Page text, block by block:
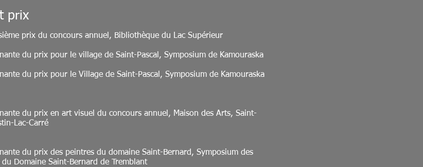
prix
prix du concours annuel, Bibliothèque du Lac Supérieur
du prix pour le village de Saint-Pascal, Symposium de Kamouraska
du prix pour le Village de Saint-Pascal, Symposium de Kamouraska
du prix en art visuel du concours annuel, Maison des Arts, Saint-
Lac-Carré
du prix des peintres du domaine Saint-Bernard, Symposium des
du Domaine Saint-Bernard de Tremblant